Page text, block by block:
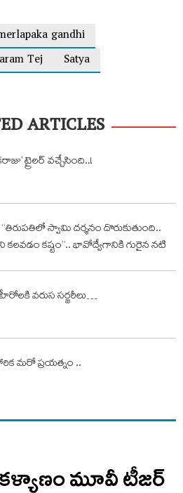
gandhi
Tej
Satya
ARTICLES
ట్రైలర్ వచ్చేసింది..!
“తిరుపతిలో స్వామి దర్శనం దొరుకుతుంది..
కష్టం”.. భావోద్వేగానికి గురైన నటి
వరుస సర్జరీలు…
మరో ప్రయత్నం ..
కళ్యాణం మూవీ టీజర్